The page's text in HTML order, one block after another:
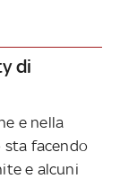
di
e nella
sta facendo
e alcuni